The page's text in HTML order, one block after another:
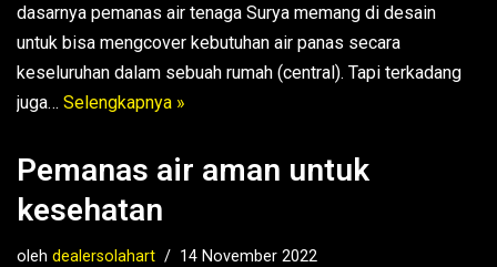
dasarnya pemanas air tenaga Surya memang di desain
untuk bisa mengcover kebutuhan air panas secara
keseluruhan dalam sebuah rumah (central). Tapi terkadang
juga… Selengkapnya »
Pemanas air aman untuk
kesehatan
oleh dealersolahart 14 November 2022